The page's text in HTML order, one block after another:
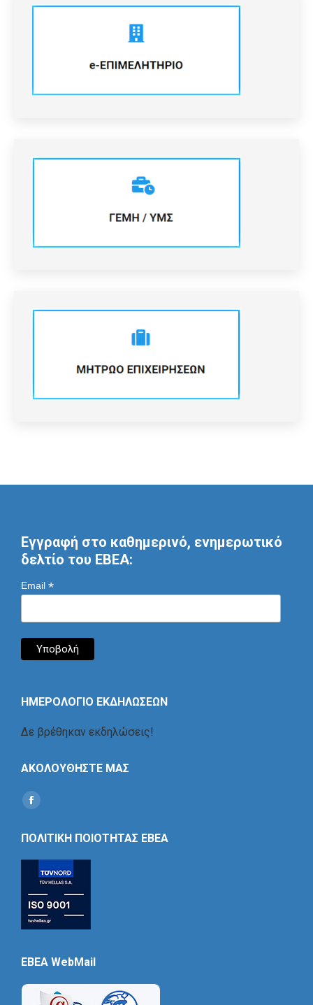
Εγγραφή στο καθημερινό, ενημερωτικό
δελτίο του ΕΒΕΑ:
Email *
ΗΜΕΡΟΛΟΓΙΟ ΕΚΔΗΛΩΣΕΩΝ
Δε βρέθηκαν εκδηλώσεις!
ΑΚΟΛΟΥΘΗΣΤΕ ΜΑΣ
Find us on:
Social
ΠΟΛΙΤΙΚΗ ΠΟΙΟΤΗΤΑΣ ΕΒΕΑ
EBEA WebMail